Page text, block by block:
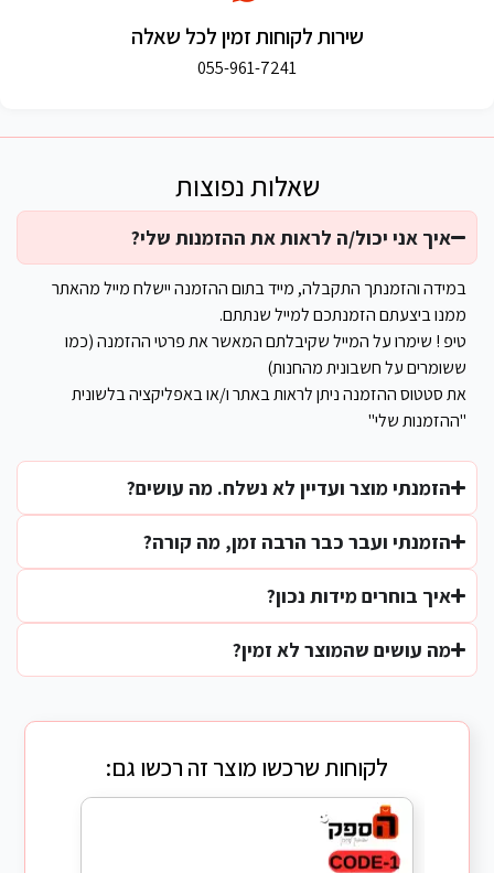
איך אני יכול/ה לראות את ההזמנות שלי?
במידה והזמנתך התקבלה, מייד בתום ההזמנה יישלח מייל מהאתר
ממנו ביצעתם הזמנתכם למייל שנתתם.
טיפ ! שימרו על המייל שקיבלתם המאשר את פרטי ההזמנה (כמו
ששומרים על חשבונית מהחנות)
את סטטוס ההזמנה ניתן לראות באתר ו/או באפליקציה בלשונית
"ההזמנות שלי"
הזמנתי מוצר ועדיין לא נשלח. מה עושים?
הזמנתי ועבר כבר הרבה זמן, מה קורה?
איך בוחרים מידות נכון?
מה עושים שהמוצר לא זמין?
שאלות נפוצות
שירות לקוחות זמין לכל שאלה
055-961-7241
לקוחות שרכשו מוצר זה רכשו גם: